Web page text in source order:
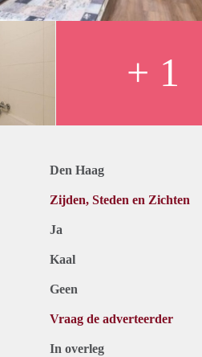
+ 1
Den Haag
Zijden, Steden en Zichten
Ja
Kaal
Geen
Vraag de adverteerder
In overleg